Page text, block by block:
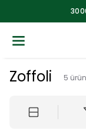
Zoffoli 5 ürün